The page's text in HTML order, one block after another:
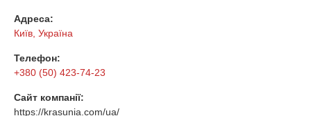
Адреса:
Київ, Україна
Телефон:
+380 (50) 423-74-23
Сайт компанії:
https://krasunia.com/ua/